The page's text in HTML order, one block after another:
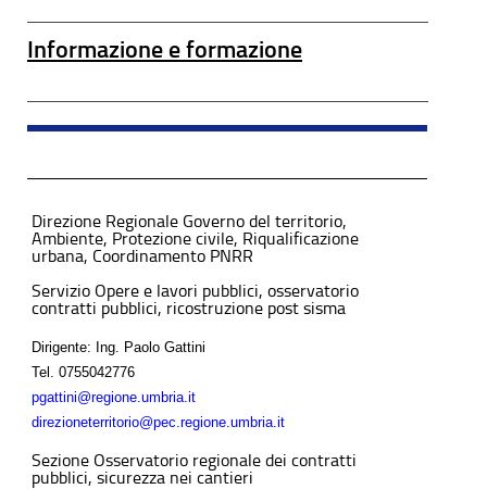
Informazione e formazione
Direzione Regionale Governo del territorio,
Ambiente, Protezione civile, Riqualificazione
urbana, Coordinamento PNRR
Servizio Opere e lavori pubblici, osservatorio
contratti pubblici, ricostruzione post sisma
Dirigente: Ing. Paolo Gattini
Tel.
0755042776
pgattini@regione.umbria.it
direzioneterritorio@pec.regione.umbria.it
Sezione Osservatorio regionale dei contratti
pubblici, sicurezza nei cantieri